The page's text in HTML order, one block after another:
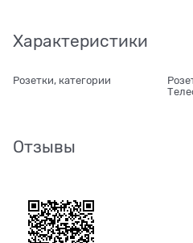
Характеристики
Розетки, категории
Отзывы